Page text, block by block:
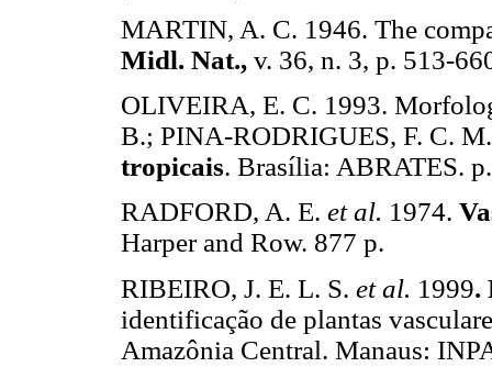
MARTIN, A. C. 1946. The
Midl. Nat., v. 36, n. 3, p. 513-
OLIVEIRA, E. C. 1993.
B.; PINA-RODRIGUES, F. C.
tropicais. Brasília: ABRATES.
RADFORD, A. E. et al. 1974.
Harper and Row. 877 p.
RIBEIRO, J. E. L. S. et al. 1999.
identificação de plantas
Amazônia Central. Manaus: